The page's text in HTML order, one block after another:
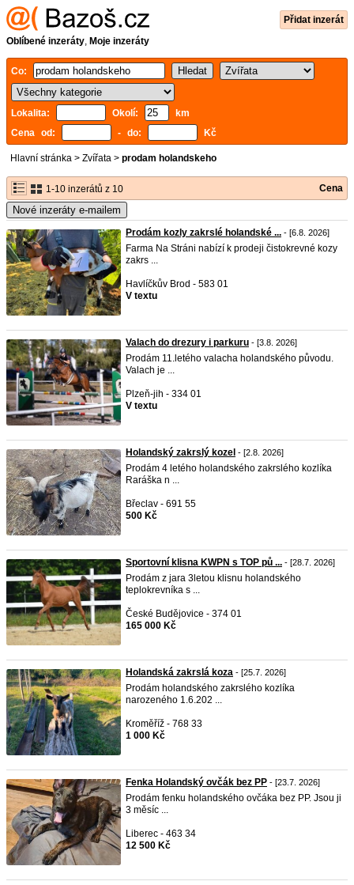
Přidat inzerát
Oblíbené inzeráty, Moje inzeráty
Co:
Lokalita: Okolí:
km
Cena od:
- do: Kč
Hlavní stránka > Zvířata > prodam holandskeho
1-10 inzerátů z 10 Cena
Nové inzeráty e-mailem
Prodám kozly zakrslé holandské ... - [6.8. 2026]
Farma Na Stráni nabízí k prodeji čistokrevné kozy
zakrs ...
Havlíčkův Brod - 583 01
V textu
Valach do drezury i parkuru - [3.8. 2026]
Prodám 11.letého valacha holandského původu.
Valach je ...
Plzeň-jih - 334 01
V textu
Holandský zakrslý kozel - [2.8. 2026]
Prodám 4 letého holandského zakrslého kozlíka
Raráška n ...
Břeclav - 691 55
500 Kč
Sportovní klisna KWPN s TOP pů ... - [28.7. 2026]
Prodám z jara 3letou klisnu holandského
teplokrevníka s ...
České Budějovice - 374 01
165 000 Kč
Holandská zakrslá koza - [25.7. 2026]
Prodám holandského zakrslého kozlíka
narozeného 1.6.202 ...
Kroměříž - 768 33
1 000 Kč
Fenka Holandský ovčák bez PP - [23.7. 2026]
Prodám fenku holandského ovčáka bez PP. Jsou ji
3 měsíc ...
Liberec - 463 34
12 500 Kč